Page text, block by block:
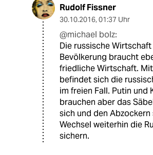
Rudolf Fissner
30.10.2016, 01:37 Uhr
@michael bolz:
Die russische Wirtschaft
Bevölkerung braucht
friedliche Wirtschaft.
befindet sich die
im freien Fall. Putin und
brauchen aber das
sich und den Abzockern
Wechsel weiterhin die
sichern.